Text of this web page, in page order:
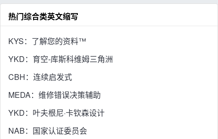
热门综合类英文缩写
KYS：了解您的资料™
YKD：育空-库斯科维姆三角洲
CBH：连续启发式
MEDA：维修错误决策辅助
YKD：叶夫根尼·卡钦森设计
NAB：国家认证委员会